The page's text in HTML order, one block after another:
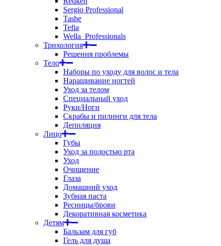
Sergio Professional
Tashe
Tefia
Wella_Professionals
Трихология
Решения проблемы
Тело
Наборы по уходу для волос и тела
Наращивание ногтей
Уход за телом
Специальный уход
Руки/Ноги
Скрабы и пилинги для тела
Депиляция
Лицо
Губы
Уход за полостью рта
Уход
Очищение
Глаза
Домашний уход
Зубная паста
Ресницы/брови
Декоративная косметика
Детям
Бальзам для губ
Гель для душа